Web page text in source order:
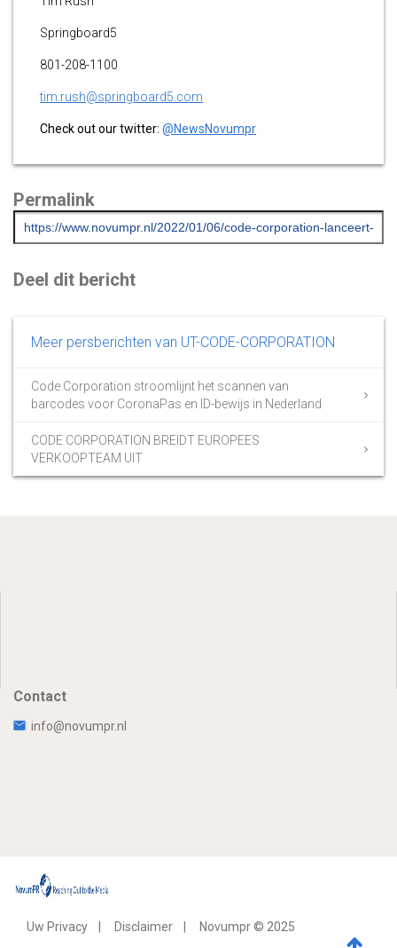
Springboard5
801-208-1100
tim.rush@springboard5.com
Check out our twitter: @NewsNovumpr
Permalink
Deel dit bericht
Meer persberichten van UT-CODE-CORPORATION
Code Corporation stroomlijnt het scannen van
barcodes voor CoronaPas en ID-bewijs in Nederland
CODE CORPORATION BREIDT EUROPEES
VERKOOPTEAM UIT
Contact
info@novumpr.nl
Uw Privacy Disclaimer Novumpr © 2025